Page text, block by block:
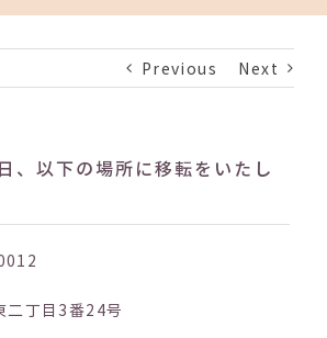
Previous Next
、以下の場所に移転をいたし
二丁目3番24号